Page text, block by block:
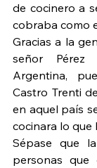
de cocinero a
cobraba como
Gracias a la
señor Pérez
Argentina,
Castro Trenti
en aquel país
cocinara lo que
Sépase que
personas